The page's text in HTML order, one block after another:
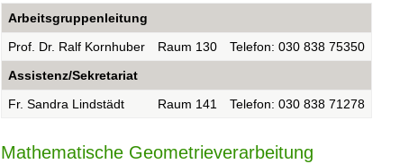
Arbeitsgruppenleitung
Prof. Dr. Ralf Kornhuber
Raum 130
Telefon: 030 838 75350
Assistenz/Sekretariat
Fr. Sandra Lindstädt
Raum 141 Telefon: 030 838 71278
Mathematische Geometrieverarbeitung